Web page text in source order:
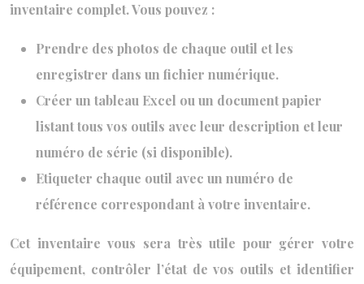
inventaire complet. Vous pouvez :
Prendre des photos de chaque outil et les
enregistrer dans un fichier numérique.
Créer un tableau Excel ou un document papier
listant tous vos outils avec leur description et leur
numéro de série (si disponible).
Etiqueter chaque outil avec un numéro de
référence correspondant à votre inventaire.
Cet inventaire vous sera très utile pour gérer votre
équipement, contrôler l’état de vos outils et identifier